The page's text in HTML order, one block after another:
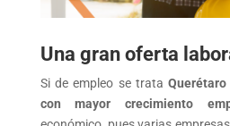
Una gran oferta
Si de empleo se trata
con mayor crecimiento